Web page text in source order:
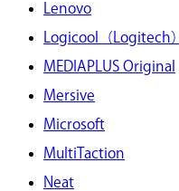
Lenovo
Logicool（Logitech）
MEDIAPLUS Original
Mersive
Microsoft
MultiTaction
Neat